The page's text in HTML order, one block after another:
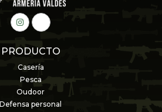
PRODUCTO
Casería
Pesca
Oudoor
Defensa personal